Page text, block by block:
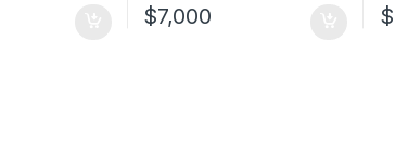
$7,000 $